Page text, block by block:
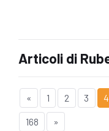
Articoli di
« 1 2 3 4
168 »